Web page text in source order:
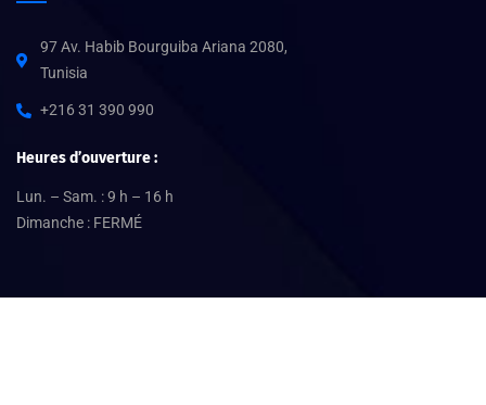
97 Av. Habib Bourguiba Ariana 2080,
Tunisia
+216 31 390 990
Heures d’ouverture :
Lun. – Sam. : 9 h – 16 h
Dimanche : FERMÉ